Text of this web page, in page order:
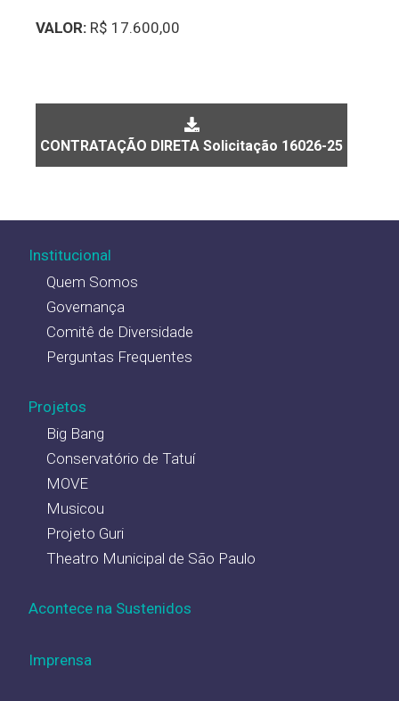
VALOR: R$ 17.600,00
CONTRATAÇÃO DIRETA Solicitação 16026-25
Institucional
Quem Somos
Governança
Comitê de Diversidade
Perguntas Frequentes
Projetos
Big Bang
Conservatório de Tatuí
MOVE
Musicou
Projeto Guri
Theatro Municipal de São Paulo
Acontece na Sustenidos
Imprensa